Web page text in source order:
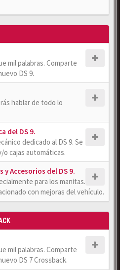
mil palabras. Comparte
DS 9.
hablar de todo lo
del DS 9.
dedicado al DS 9. Se
o cajas automáticas.
Accesorios del DS 9.
para los manitas.
con mejoras del vehículo.
mil palabras. Comparte
DS 7 Crossback.